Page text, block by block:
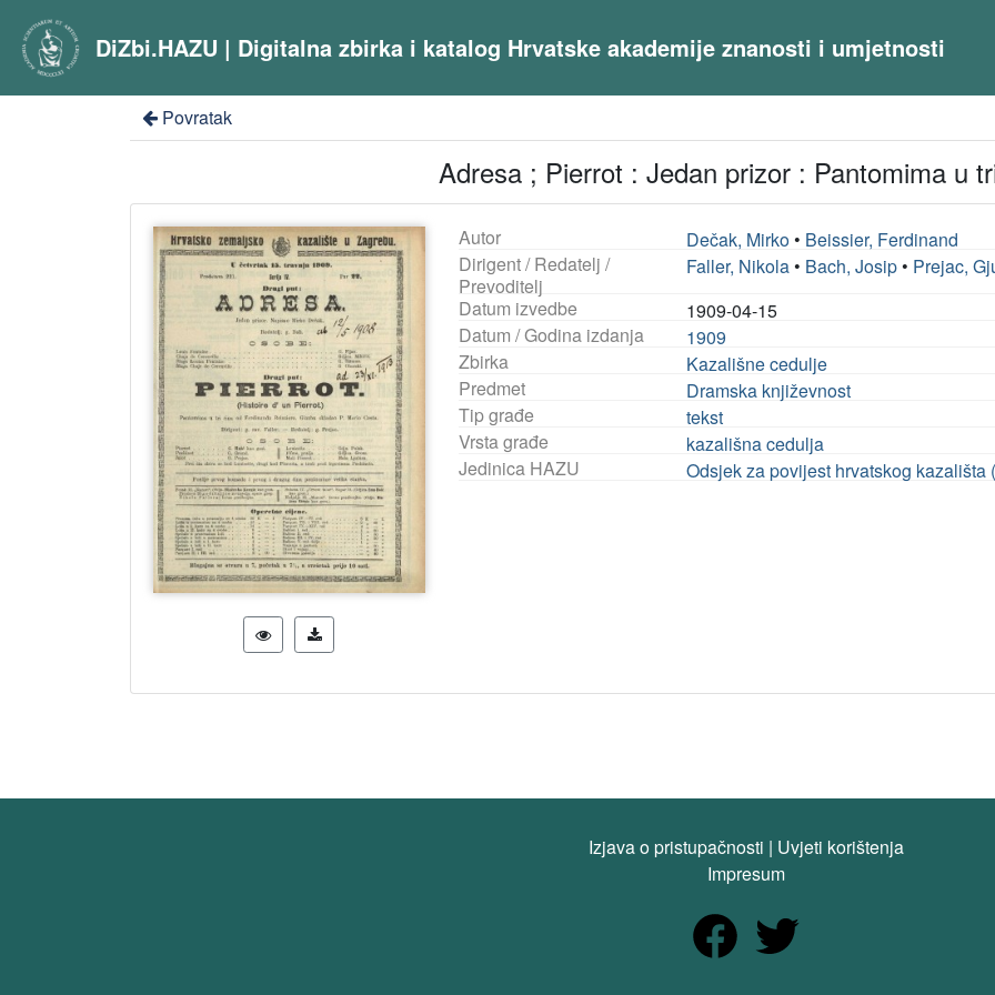
DiZbi.HAZU | Digitalna zbirka i katalog Hrvatske akademije znanosti i umjetnosti
Povratak
Adresa ; Pierrot : Jedan prizor : Pantomima u
Autor Dečak, Mirko • Beissier, Ferdinand
Dirigent / Redatelj /
Prevoditelj
Faller, Nikola • Bach, Josip • Prejac,
Datum izvedbe
1909-04-15
Datum / Godina izdanja
1909
Zbirka
Kazališne cedulje
Predmet
Dramska književnost
Tip građe
tekst
Vrsta građe
kazališna cedulja
Jedinica HAZU
Odsjek za povijest hrvatskog kazališta
Izjava o pristupačnosti | Uvjeti korištenja
Impresum